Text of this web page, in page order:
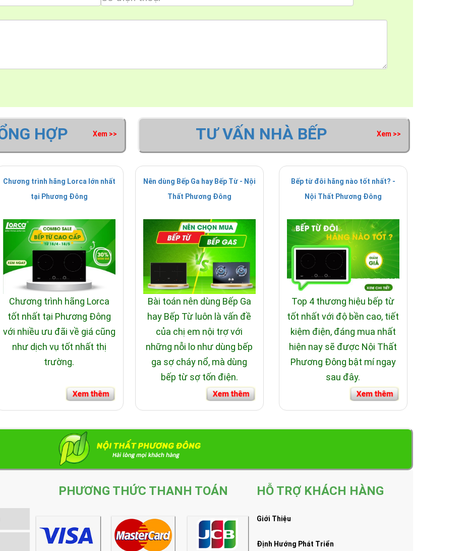
đặt máy sấy bát mang đến hiệu quả sử dụng cao.
tủ bạn cần đảm bảo loại bỏ lượng nước dư thừa để giúp hiệu quả sấy khô tốt hơn.
HỢP Xem >>
Chương trình hãng Lorca lớn nhất
tại Phương Đông
Chương trình hãng Lorca
tốt nhất tại Phương Đông
với nhiều ưu đãi về giá cũng
như dịch vụ tốt nhất thị
trường.
TƯ VẤN NHÀ BẾP Xem >>
Nên dùng Bếp Ga hay Bếp Từ - Nội
Thất Phương Đông
Bài toán nên dùng Bếp Ga
hay Bếp Từ luôn là vấn đề
của chị em nội trợ với
những nỗi lo như dùng bếp
ga sợ cháy nổ, mà dùng
bếp từ sợ tốn điện.
Bếp từ đôi hãng nào tốt nhất? -
Nội Thất Phương Đông
Top 4 thương hiệu bếp từ
tốt nhất với độ bền cao, tiết
kiệm điện, đáng mua nhất
hiện nay sẽ được Nội Thất
Phương Đông bật mí ngay
sau đây.
PHƯƠNG THỨC THANH TOÁN HỖ TRỢ KHÁCH HÀNG
Giới Thiệu
Định Hướng Phát Triển